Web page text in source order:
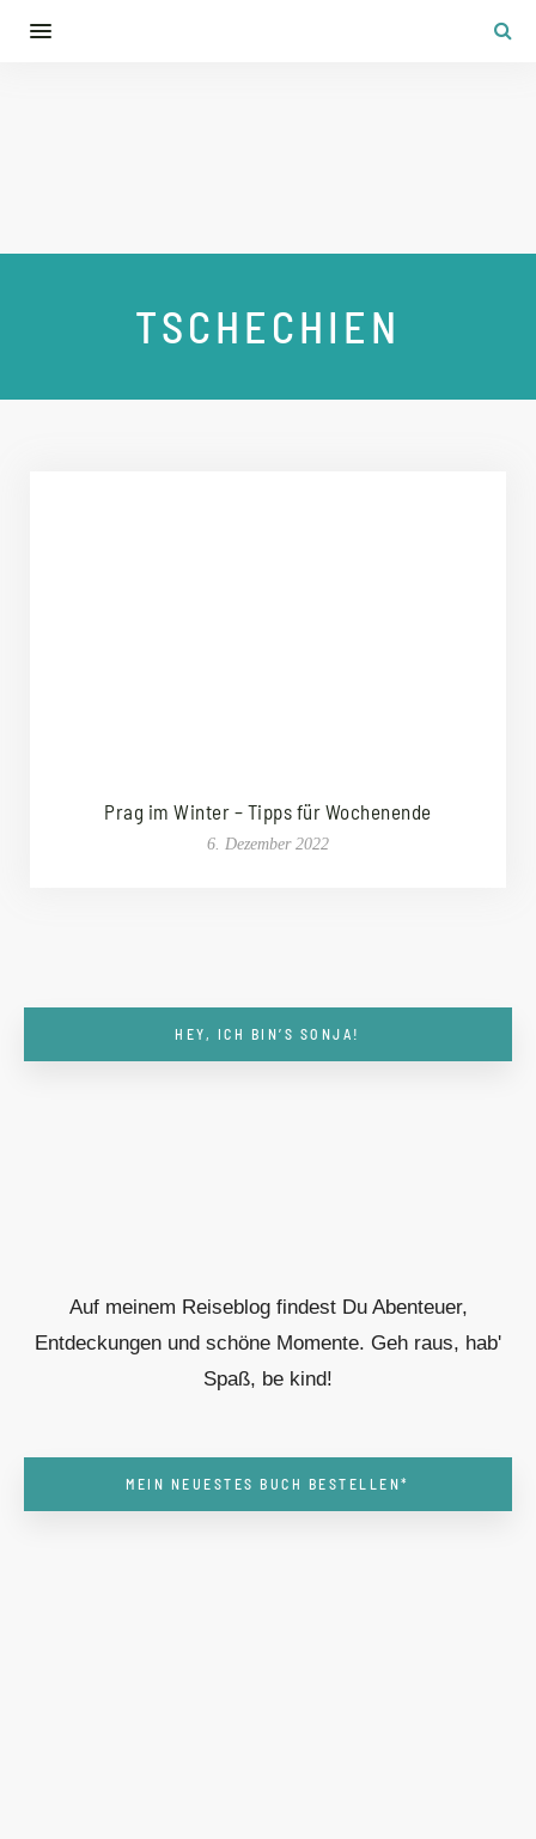
TSCHECHIEN
Prag im Winter – Tipps für Wochenende
6. Dezember 2022
HEY, ICH BIN’S SONJA!
Auf meinem Reiseblog findest Du Abenteuer,
Entdeckungen und schöne Momente. Geh raus, hab'
Spaß, be kind!
MEIN NEUESTES BUCH BESTELLEN*